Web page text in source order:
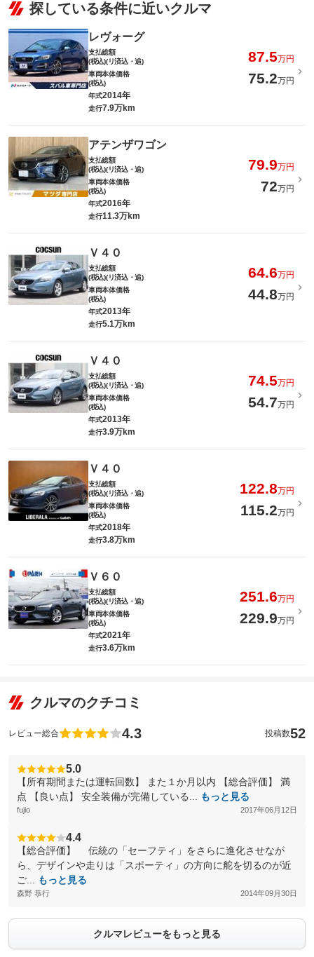
探している条件に近いクルマ
レヴォーグ
支払総額
(税込)(リ済込・追)
87.5万円
車両本体価格
(税込)
75.2万円
年式2014年
走行7.9万km
アテンザワゴン
支払総額
(税込)(リ済込・追)
79.9万円
車両本体価格
(税込)
72万円
年式2016年
走行11.3万km
Ｖ４０
支払総額
(税込)(リ済込・追)
64.6万円
車両本体価格
(税込)
44.8万円
年式2013年
走行5.1万km
Ｖ４０
支払総額
(税込)(リ済込・追)
74.5万円
車両本体価格
(税込)
54.7万円
年式2013年
走行3.9万km
Ｖ４０
支払総額
(税込)(リ済込・追)
122.8万円
車両本体価格
(税込)
115.2万円
年式2018年
走行3.8万km
Ｖ６０
支払総額
(税込)(リ済込・追)
251.6万円
車両本体価格
(税込)
229.9万円
年式2021年
走行3.6万km
クルマのクチコミ
レビュー総合 4.3 投稿数52
5.0
【所有期間または運転回数】 また１か月以内 【総合評価】 満
点 【良い点】 安全装備が完備している...
もっと見る
fujio 2017年06月12日
4.4
【総合評価】 伝統の「セーフティ」をさらに進化させなが
ら、デザインや走りは「スポーティ」の方向に舵を切るのが近
ご...
もっと見る
森野 恭行 2014年09月30日
クルマレビューをもっと見る